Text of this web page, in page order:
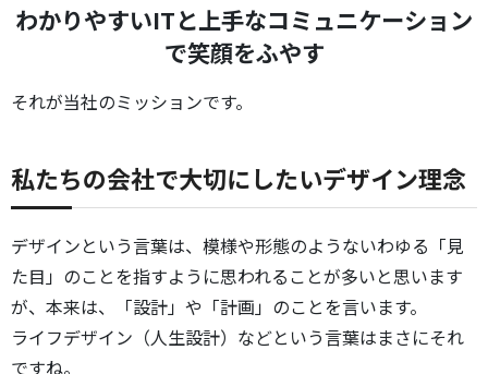
わかりやすいITと上手なコミュニケーション
で笑顔をふやす
それが当社のミッションです。
私たちの会社で大切にしたいデザイン理念
デザインという言葉は、模様や形態のようないわゆる「見
た目」のことを指すように思われることが多いと思います
が、本来は、「設計」や「計画」のことを言います。
ライフデザイン（人生設計）などという言葉はまさにそれ
ですね。